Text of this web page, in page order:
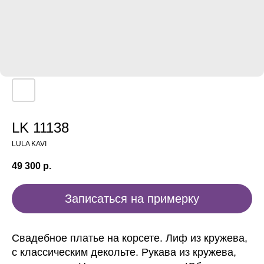
LK 11138
LULA KAVI
49 300 р.
Записаться на примерку
Свадебное платье на корсете. Лиф из кружева,
с классическим декольте. Рукава из кружева,